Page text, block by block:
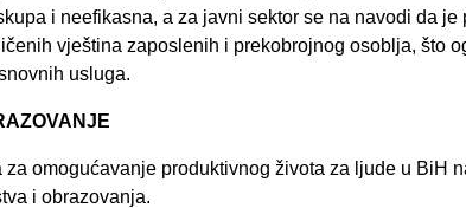
i neefikasna, a za javni sektor se na navodi da je
vještina zaposlenih i prekobrojnog osoblja, što
usluga.
omogućavanje produktivnog života za ljude u BiH
i obrazovanja.